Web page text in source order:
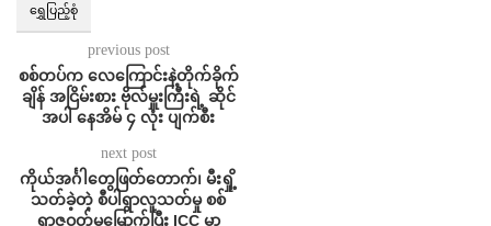
ရွှေပြည့်စုံ
previous post
စစ်တပ်က လေကြောင်းနဲ့တိုက်ခိုက်
ချိန် အငြိမ်းစား ဗိုလ်မှူးကြီးရဲ့ ဆိုင်
အပါ နေအိမ် ၄ လုံး ပျက်စီး
next post
ကိုယ်အင်္ဂါတွေဖြတ်တောက်၊ မီးရှို့
သတ်ခဲ့တဲ့ စီပါရွာလူသတ်မှု စစ်
ရာဇဝတ်မှုမြောက်ပြီး ICC မှာ